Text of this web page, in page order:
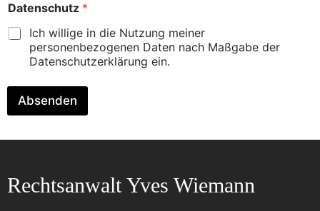
D
a
t
u
Datenschutz *
Ich willige in die Nutzung meiner
personenbezogenen Daten nach Maßgabe der
Datenschutzerklärung ein.
Absenden
Rechtsanwalt Yves Wiemann